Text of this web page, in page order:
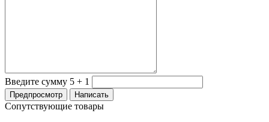
Введите сумму 5 + 1
Сопутствующие товары